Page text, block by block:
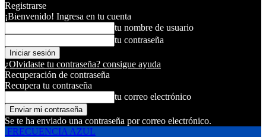
Registrarse
¡Bienvenido! Ingresa en tu cuenta
tu nombre de usuario
tu contraseña
¿Olvidaste tu contraseña? consigue ayuda
Recuperación de contraseña
Recupera tu contraseña
tu correo electrónico
Se te ha enviado una contraseña por correo electrónico.
FRECUENCIA AZUL